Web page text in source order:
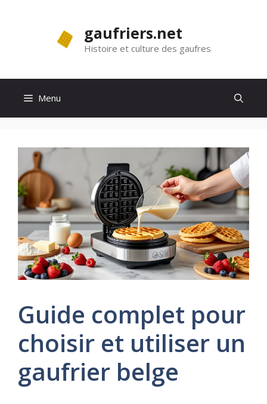
gaufriers.net
Histoire et culture des gaufres
Menu
Guide complet pour
choisir et utiliser un
gaufrier belge